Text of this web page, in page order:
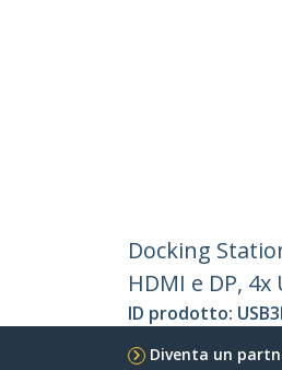
Docking
HDMI e DP,
ID prodotto:
Diventa un